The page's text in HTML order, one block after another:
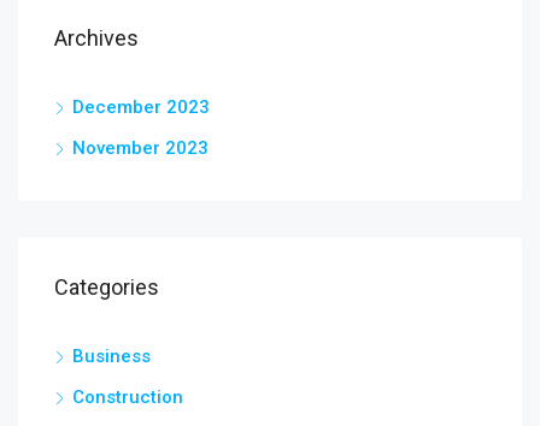
Archives
December 2023
November 2023
Categories
Business
Construction